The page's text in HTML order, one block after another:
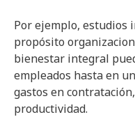
Por ejemplo, estudios
propósito
bienestar integral
empleados hasta en un
gastos en
productividad.